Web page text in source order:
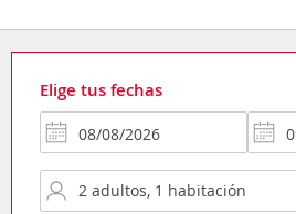
Elige tus fechas